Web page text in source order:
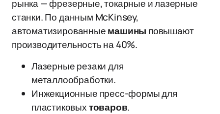
рынка — фрезерные, токарные и лазерные
станки. По данным McKinsey,
автоматизированныемашины повышают
производительность на 40%.
Лазерные резаки для
металлообработки.
Инжекционные пресс-формы для
пластиковыхтоваров.